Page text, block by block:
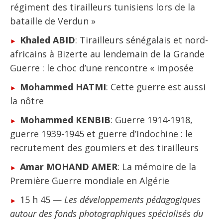
régiment des tirailleurs tunisiens lors de la
bataille de Verdun »
Khaled ABID: Tirailleurs sénégalais et nord-
africains à Bizerte au lendemain de la Grande
Guerre : le choc d’une rencontre « imposée
Mohammed HATMI: Cette guerre est aussi
la nôtre
Mohammed KENBIB: Guerre 1914-1918,
guerre 1939-1945 et guerre d’Indochine : le
recrutement des goumiers et des tirailleurs
Amar MOHAND AMER: La mémoire de la
Première Guerre mondiale en Algérie
15 h 45 — Les développements pédagogiques
autour des fonds photographiques spécialisés du